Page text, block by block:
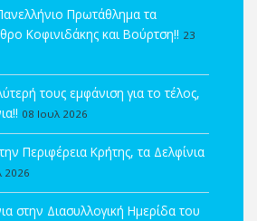
Πρωτάθλημα τα
Κοφινιδάκης και Βούρτση!! 23
τους εμφάνιση για το τέλος,
08 Ιουλ 2026
Περιφέρεια Κρήτης, τα Δελφίνια
2026
στην Διασυλλογική Ημερίδα του